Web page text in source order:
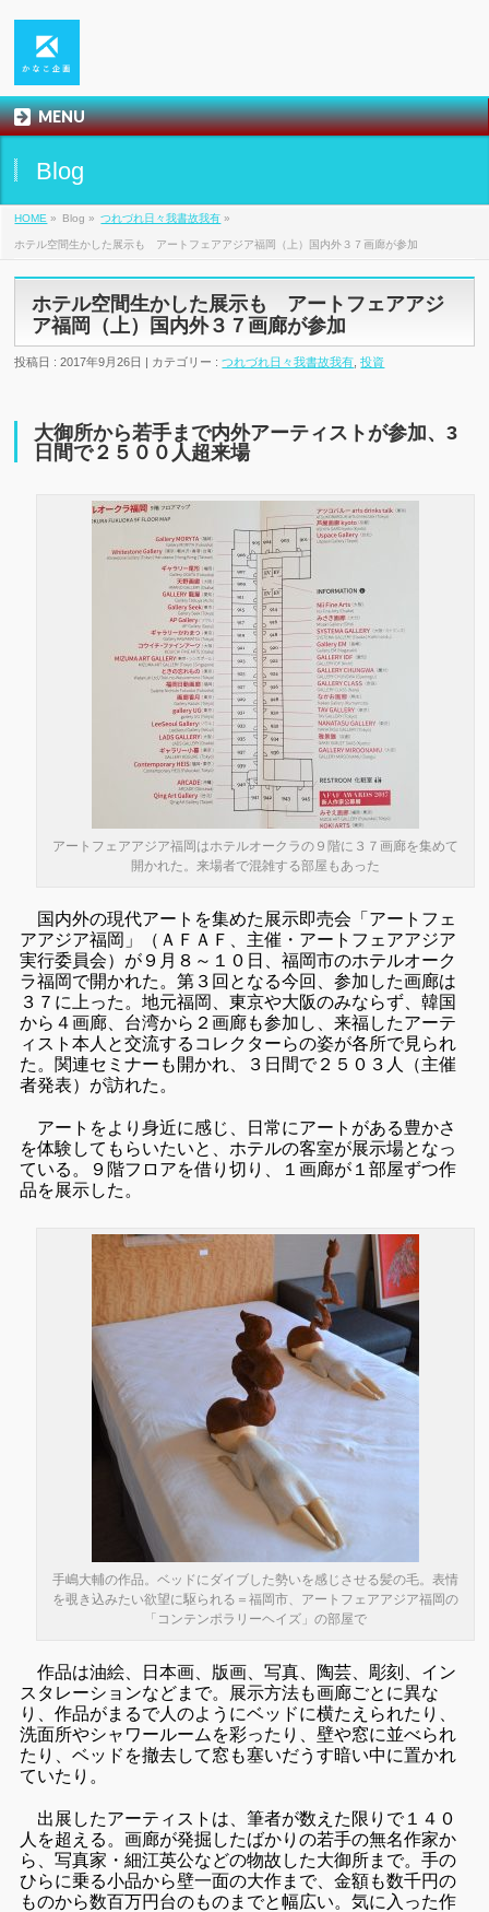
MENU
Blog
HOME » Blog » つれづれ日々我書故我有 »
ホテル空間生かした展示も アートフェアアジア福岡（上）国内外３７画廊が参加
ホテル空間生かした展示も アートフェアアジ
ア福岡（上）国内外３７画廊が参加
投稿日 : 2017年9月26日 | カテゴリー :つれづれ日々我書故我有 ,投資
大御所から若手まで内外アーティストが参加、3
日間で２５００人超来場
アートフェアアジア福岡はホテルオークラの９階に３７画廊を集めて
開かれた。来場者で混雑する部屋もあった
国内外の現代アートを集めた展示即売会「アートフェ
アアジア福岡」（ＡＦＡＦ、主催・アートフェアアジア
実行委員会）が９月８～１０日、福岡市のホテルオーク
ラ福岡で開かれた。第３回となる今回、参加した画廊は
３７に上った。地元福岡、東京や大阪のみならず、韓国
から４画廊、台湾から２画廊も参加し、来福したアーテ
ィスト本人と交流するコレクターらの姿が各所で見られ
た。関連セミナーも開かれ、３日間で２５０３人（主催
者発表）が訪れた。
アートをより身近に感じ、日常にアートがある豊かさ
を体験してもらいたいと、ホテルの客室が展示場となっ
ている。９階フロアを借り切り、１画廊が１部屋ずつ作
品を展示した。
手嶋大輔の作品。ベッドにダイブした勢いを感じさせる髪の毛。表情
を覗き込みたい欲望に駆られる＝福岡市、アートフェアアジア福岡の
「コンテンポラリーヘイズ」の部屋で
作品は油絵、日本画、版画、写真、陶芸、彫刻、イン
スタレーションなどまで。展示方法も画廊ごとに異な
り、作品がまるで人のようにベッドに横たえられたり、
洗面所やシャワールームを彩ったり、壁や窓に並べられ
たり、ベッドを撤去して窓も塞いだうす暗い中に置かれ
ていたり。
出展したアーティストは、筆者が数えた限りで１４０
人を超える。画廊が発掘したばかりの若手の無名作家か
ら、写真家・細江英公などの物故した大御所まで。手の
ひらに乗る小品から壁一面の大作まで、金額も数千円の
ものから数百万円台のものまでと幅広い。気に入った作